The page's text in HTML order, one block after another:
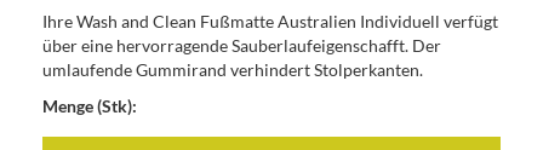
Ihre Wash and Clean Fußmatte Australien Individuell verfügt
über eine hervorragende Sauberlaufeigenschafft. Der
umlaufende Gummirand verhindert Stolperkanten.
Menge (Stk):